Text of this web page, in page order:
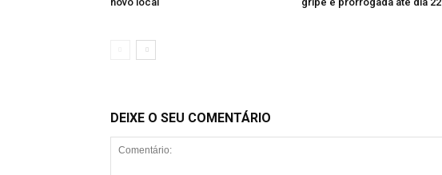
DEIXE O SEU COMENTÁRIO